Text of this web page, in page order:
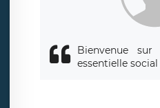
Bienvenue
essentielle